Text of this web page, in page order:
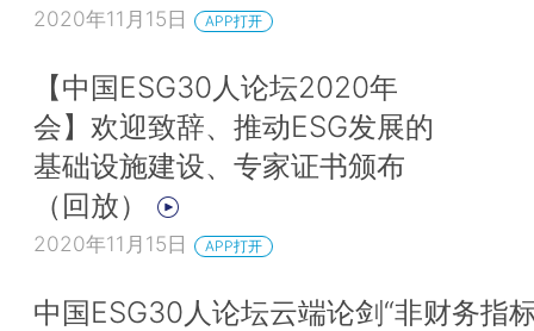
只靠金融是起不了作用的。
本文为作者在2021年4月22日由中国发展研究基金会主办的“碳中和
色技术创新”博智宏观论坛月度研判上的演讲。
关于ESG30人
国际交流四个方面，推动中国ESG发展，助力中国经济高质量增长。
2020年11月15日 APP打开
【中国ESG30人论坛2020年
会】欢迎致辞、推动ESG发展的
基础设施建设、专家证书颁布
（回放）
2020年11月15日 APP打开
中国ESG30人论坛云端论剑“非财务指